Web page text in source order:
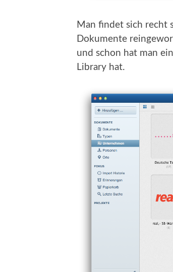
Man findet sich recht
Dokumente
und schon hat man
Library hat.